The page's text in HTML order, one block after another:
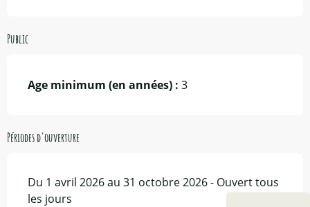
Public
Age minimum (en années) : 3
Périodes d'ouverture
Du 1 avril 2026 au 31 octobre 2026 - Ouvert tous
les jours